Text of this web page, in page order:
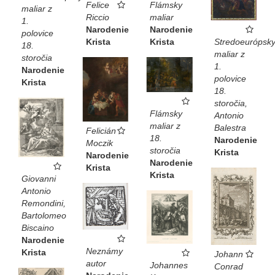
maliar z
1.
polovice
18.
storočia
Narodenie
Krista
Felice
Riccio
Narodenie
Krista
Flámsky
maliar
Narodenie
Krista
Stredoeurópsky
maliar z
1.
polovice
18.
storočia,
Antonio
Balestra
Narodenie
Krista
Flámsky
maliar z
18.
storočia
Narodenie
Krista
Felicián
Moczik
Narodenie
Krista
Giovanni
Antonio
Remondini,
Bartolomeo
Biscaino
Narodenie
Krista
Johann
Conrad
Neznámy
autor
Johannes